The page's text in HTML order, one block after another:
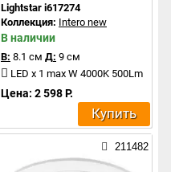
Lightstar i617274
Коллекция: Intero new
В наличии
В: 8.1 см Д: 9 см
LED x 1 max W 4000K 500Lm
Цена: 2 598 Р.
Купить
211482